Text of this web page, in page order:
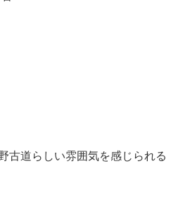
古道らしい雰囲気を感じられる